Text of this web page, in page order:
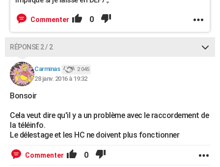
Commenter 0
RÉPONSE 2 / 2
Carminas 2 045
28 janv. 2016 à 19:32
Bonsoir
Cela veut dire qu'il y a un problème avec le raccordement de
la téléinfo.
Le délestage et les HC ne doivent plus fonctionner
Commenter 0